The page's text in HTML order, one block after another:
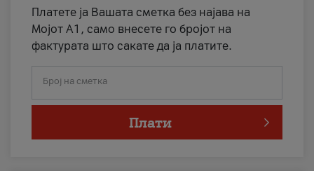
Платете ја Вашата сметка без најава на
Мојот А1, само внесете го бројот на
фактурата што сакате да ја платите.
Број на сметка
Плати